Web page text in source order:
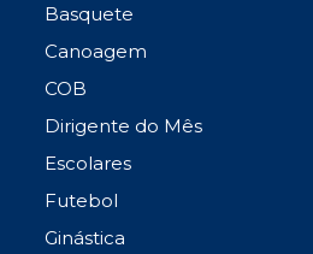
Basquete
Canoagem
COB
Dirigente do Mês
Escolares
Futebol
Ginástica